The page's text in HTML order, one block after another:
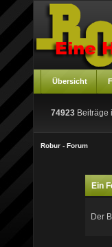
Übersicht
74923 Beiträge
Robur - Forum
Ein
Der